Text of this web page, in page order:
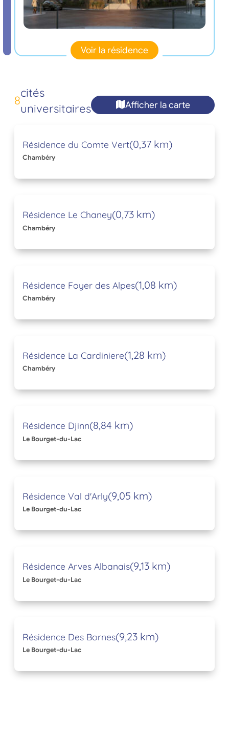
Voir la résidence
8
cités
universitaires
Afficher la carte
Résidence du Comte Vert(0,37 km)
Chambéry
Résidence Le Chaney(0,73 km)
Chambéry
Résidence Foyer des Alpes(1,08 km)
Chambéry
Résidence La Cardiniere(1,28 km)
Chambéry
Résidence Djinn(8,84 km)
Le Bourget-du-Lac
Résidence Val d'Arly(9,05 km)
Le Bourget-du-Lac
Résidence Arves Albanais(9,13 km)
Le Bourget-du-Lac
Résidence Des Bornes(9,23 km)
Le Bourget-du-Lac